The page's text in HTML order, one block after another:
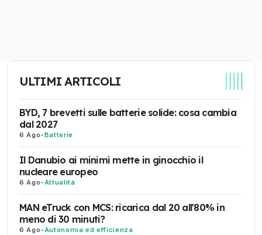
ULTIMI ARTICOLI
BYD, 7 brevetti sulle batterie solide: cosa cambia
dal 2027
6 Ago-Batterie
Il Danubio ai minimi mette in ginocchio il
nucleare europeo
6 Ago-Attualità
MAN eTruck con MCS: ricarica dal 20 all'80% in
meno di 30 minuti?
6 Ago-Autonomia ed efficienza